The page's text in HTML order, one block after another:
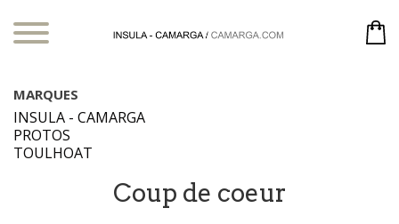
MARQUES
INSULA - CAMARGA
PROTOS
TOULHOAT
Coup de coeur